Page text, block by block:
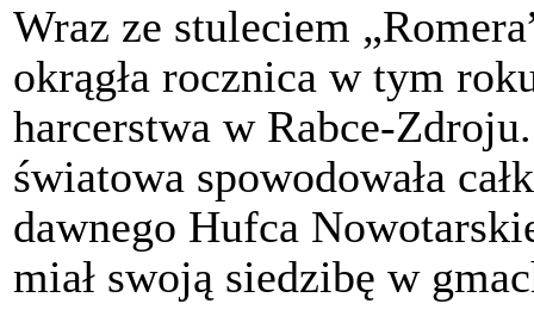
Wraz ze stuleciem
okrągła rocznica w tym
harcerstwa w Rabce-
światowa spowodowała
dawnego Hufca
miał swoją siedzibę w